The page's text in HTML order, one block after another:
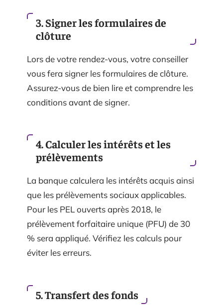
3. Signer les formulaires de
clôture
Lors de votre rendez-vous, votre conseiller
vous fera signer les formulaires de clôture.
Assurez-vous de bien lire et comprendre les
conditions avant de signer.
4. Calculer les intérêts et les
prélèvements
La banque calculera les intérêts acquis ainsi
que les prélèvements sociaux applicables.
Pour les PEL ouverts après 2018, le
prélèvement forfaitaire unique (PFU) de 30
% sera appliqué. Vérifiez les calculs pour
éviter les erreurs.
5. Transfert des fonds